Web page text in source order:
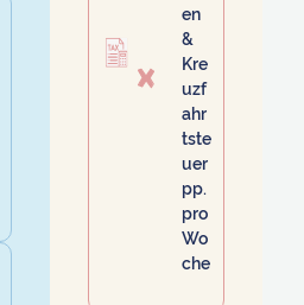
en
&
Kre
uzf
ahr
tste
uer
pp.
pro
Wo
che